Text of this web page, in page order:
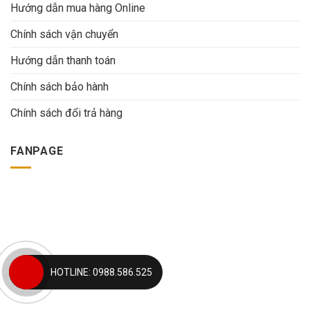
Hướng dẫn mua hàng Online
Chính sách vận chuyển
Hướng dẫn thanh toán
Chính sách bảo hành
Chính sách đổi trả hàng
FANPAGE
HOTLINE: 0988.586.525